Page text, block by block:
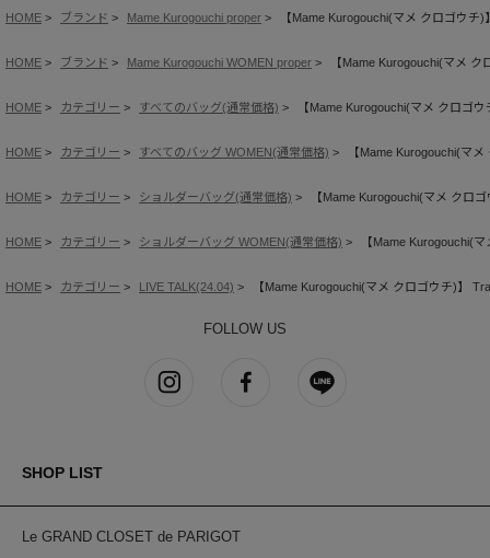
HOME ブランド Mame Kurogouchi proper 【Mame Kurogouchi(マメ クロゴウ
HOME ブランド Mame Kurogouchi WOMEN proper 【Mame Kurogouchi(マメ
HOME カテゴリー すべてのバッグ(通常価格) 【Mame Kurogouchi(マメ クロゴ
HOME カテゴリー すべてのバッグ WOMEN(通常価格) 【Mame Kurogouchi(マ
HOME カテゴリー ショルダーバッグ(通常価格) 【Mame Kurogouchi(マメ クロ
HOME カテゴリー ショルダーバッグ WOMEN(通常価格) 【Mame Kurogouchi(
HOME カテゴリー LIVE TALK(24.04) 【Mame Kurogouchi(マメ クロゴウチ)】
FOLLOW US
SHOP LIST
Le GRAND CLOSET de PARIGOT